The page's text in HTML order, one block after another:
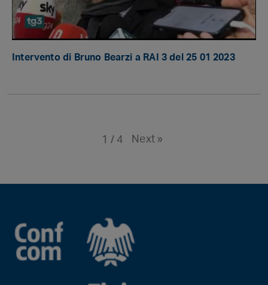
Intervento di Bruno Bearzi a RAI 3 del 25 01 2023
1 / 4 Next »